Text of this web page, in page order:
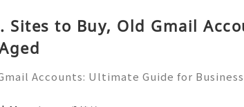
Sites to Buy, Old Gmail
Accounts: Ultimate Guide for
0568 ➤ Email: